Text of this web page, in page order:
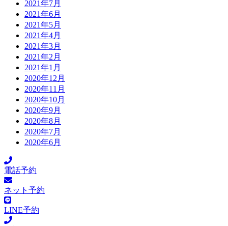
2021年7月
2021年6月
2021年5月
2021年4月
2021年3月
2021年2月
2021年1月
2020年12月
2020年11月
2020年10月
2020年9月
2020年8月
2020年7月
2020年6月
電話予約
ネット予約
LINE予約